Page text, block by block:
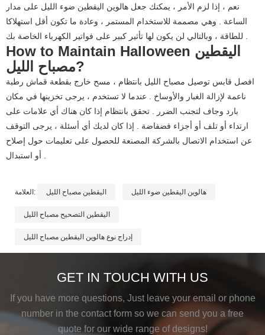
نعم ، إذا لزم الأمر ، يمكنك جعل هالوين اليقطين ضوء الليل على مدار
الساعة . وهي مصممة للاستخدام المستمر ، وعادة ما تكون أقل استهلاكا
How to Maintain Halloween اليقطين
مصباح الليل?
افصل قابس توصيل مصباح الليل بانتظام ، مسح خارج بقطعة قماش رطبة
ناعمة لإزالة الغبار والأوساخ . عندما لا تستخدم ، يرجى تخزينها في مكان
بارد وجاف لتجنب الضرر . تحقق بانتظام إذا كان هناك أي علامات على
ارتداء أو تلف أو أجزاء فضفاضة . إذا كان لديك أي أسئلة ، يرجى التوقف
عن استخدام الاتصال بالشركة المصنعة للحصول على تعليمات حول إصلاح
العلامة: اليقطين مصباح الليل هالوين اليقطين ضوء الليل
اليقطين التصحيح مصباح الليل
إدراج نوع هالوين اليقطين مصباح الليل
GET IN TOUCH WITH US
If you have more questions, Just leave your email or phone
number in the contact form so we can send you a free
quote for our wide range of designs!